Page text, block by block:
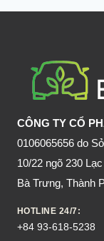
LÁ
CÔNG TY CỔ
0106065656 do
10/22 ngõ 230
Bà Trưng, Thành
HOTLINE 24/7:
+84 93-618-5238